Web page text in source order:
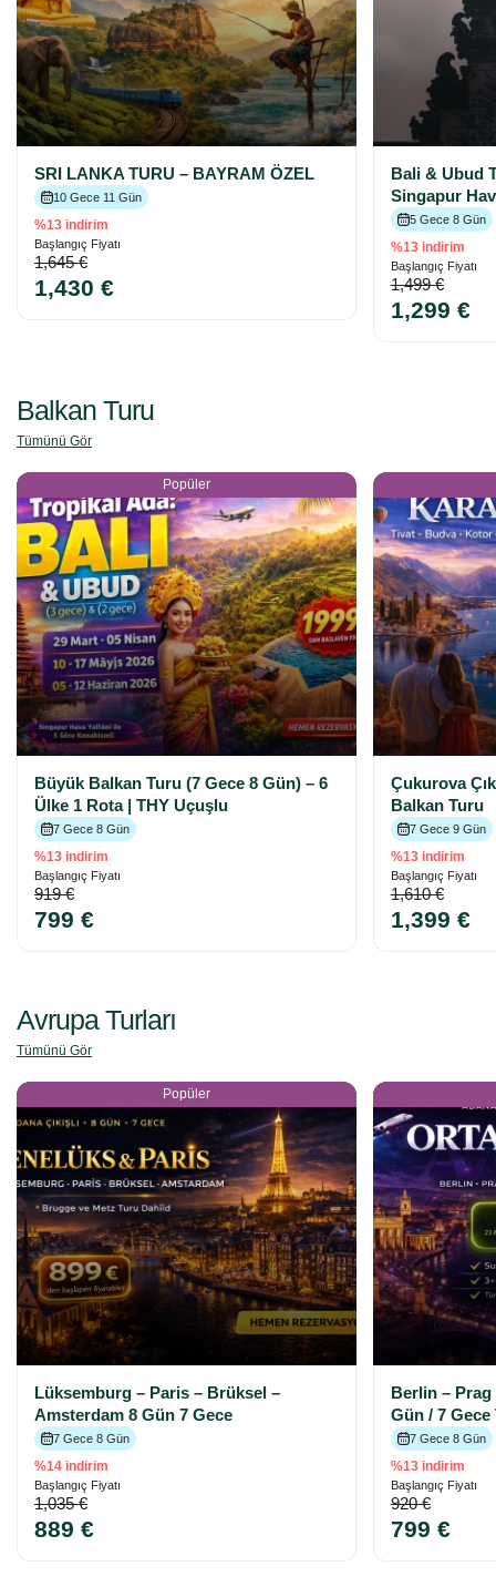
SRI LANKA TURU – BAYRAM ÖZEL
10 Gece 11 Gün
%13 indirim
Başlangıç Fiyatı
1,645 €
1,430 €
Bali & Ubud
Singapur
5 Gece 8 Gün
%13 indirim
Başlangıç Fiyatı
1,499 €
1,299 €
Balkan Turu
Tümünü Gör
Popüler
Büyük Balkan Turu (7 Gece 8 Gün) – 6
Ülke 1 Rota | THY Uçuşlu
7 Gece 8 Gün
%13 indirim
Başlangıç Fiyatı
919 €
799 €
Çukurova
Balkan Turu
7 Gece 9 Gün
%13 indirim
Başlangıç Fiyatı
1,610 €
1,399 €
Avrupa Turları
Tümünü Gör
Popüler
Lüksemburg – Paris – Brüksel –
Amsterdam 8 Gün 7 Gece
7 Gece 8 Gün
%14 indirim
Başlangıç Fiyatı
1,035 €
889 €
Berlin – Prag
Gün / 7 Gece
7 Gece 8 Gün
%13 indirim
Başlangıç Fiyatı
920 €
799 €